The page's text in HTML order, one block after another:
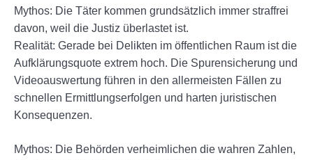
Mythos: Die Täter kommen grundsätzlich immer straffrei
davon, weil die Justiz überlastet ist.
Realität: Gerade bei Delikten im öffentlichen Raum ist die
Aufklärungsquote extrem hoch. Die Spurensicherung und
Videoauswertung führen in den allermeisten Fällen zu
schnellen Ermittlungserfolgen und harten juristischen
Konsequenzen.
Mythos: Die Behörden verheimlichen die wahren Zahlen,